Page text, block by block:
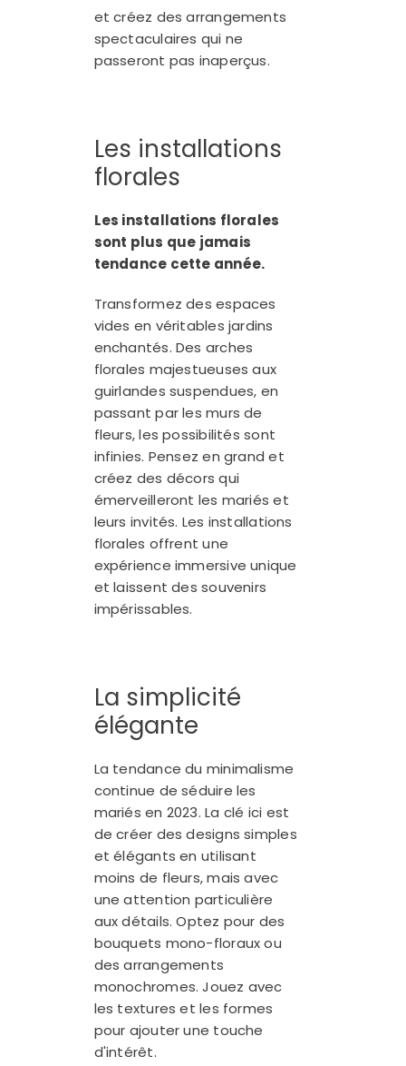
et créez des arrangements
spectaculaires qui ne
passeront pas inaperçus.
Les installations
florales
Les installations florales
sont plus que jamais
tendance cette année.
Transformez des espaces
vides en véritables jardins
enchantés. Des arches
florales majestueuses aux
guirlandes suspendues, en
passant par les murs de
fleurs, les possibilités sont
infinies. Pensez en grand et
créez des décors qui
émerveilleront les mariés et
leurs invités. Les installations
florales offrent une
expérience immersive unique
et laissent des souvenirs
impérissables.
La simplicité
élégante
La tendance du minimalisme
continue de séduire les
mariés en 2023. La clé ici est
de créer des designs simples
et élégants en utilisant
moins de fleurs, mais avec
une attention particulière
aux détails. Optez pour des
bouquets mono-floraux ou
des arrangements
monochromes. Jouez avec
les textures et les formes
pour ajouter une touche
d'intérêt.